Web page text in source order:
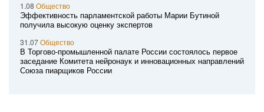
1.08 Общество
Эффективность парламентской работы Марии Бутиной
получила высокую оценку экспертов
31.07Общество
В Торгово-промышленной палате России состоялось первое
заседание Комитета нейронаук и инновационных направлений
Союза пиарщиков России